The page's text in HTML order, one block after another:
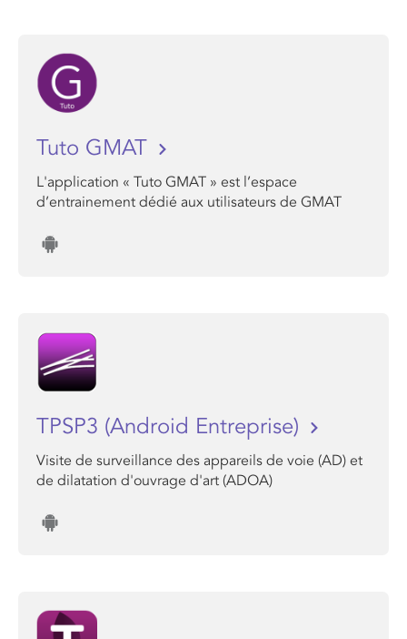
Tuto GMAT
L'application « Tuto GMAT » est l’espace
d’entrainement dédié aux utilisateurs de GMAT
TPSP3 (Android Entreprise)
Visite de surveillance des appareils de voie (AD) et
de dilatation d'ouvrage d'art (ADOA)